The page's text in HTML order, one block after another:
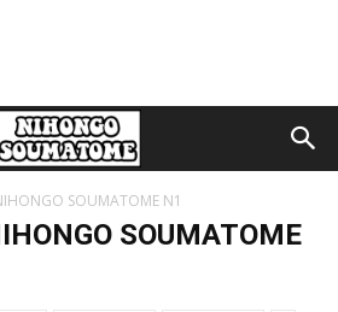
SOUMATOME N1
SOUMATOME